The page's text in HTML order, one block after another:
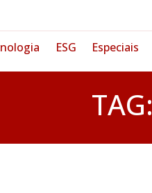
ESG Especiais
TAG: